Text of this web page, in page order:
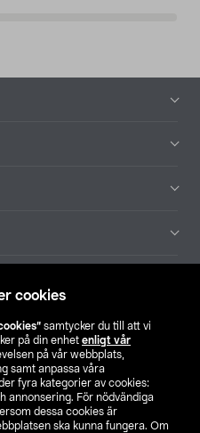
cookies
samtycker du till att vi
på din enhet enligt vår
på vår webbplats,
samt anpassa våra
fyra kategorier av cookies:
annonsering. För nödvändiga
dessa cookies är
ska kunna fungera. Om
butik
FI